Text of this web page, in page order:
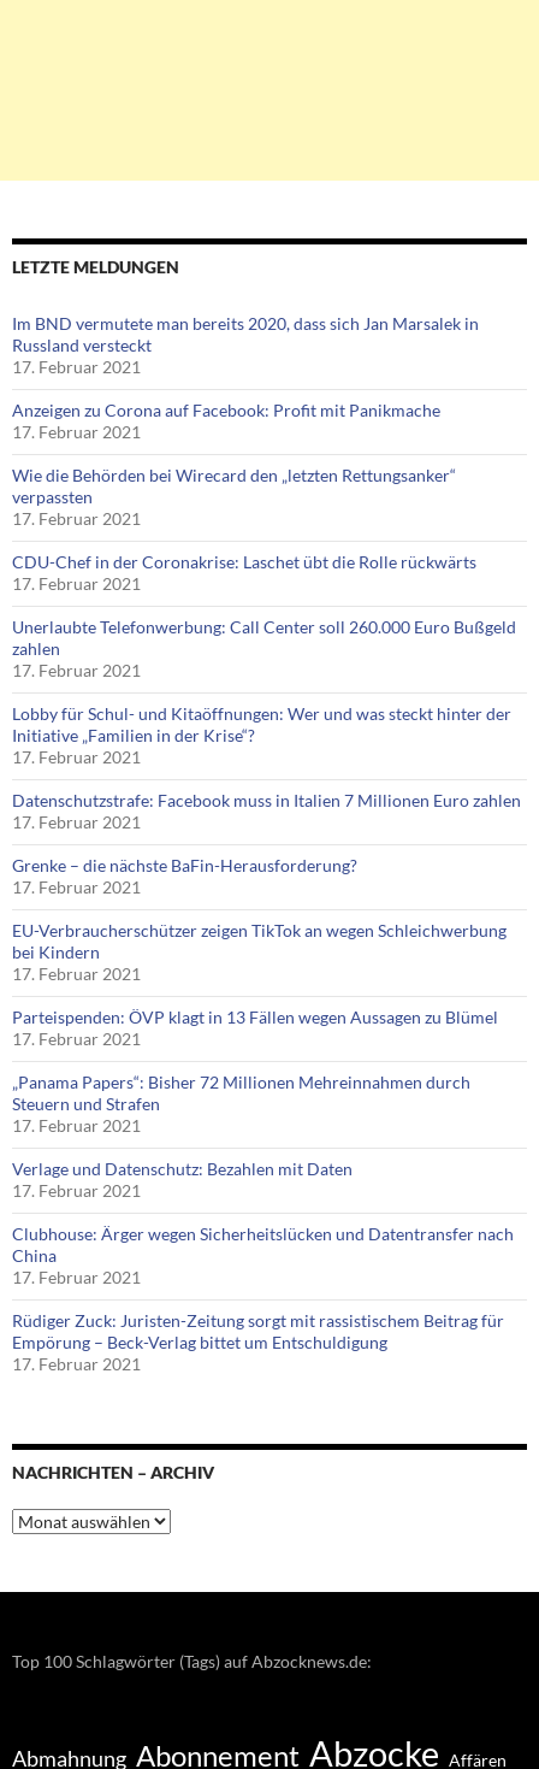
LETZTE MELDUNGEN
Im BND vermutete man bereits 2020, dass sich Jan Marsalek in
Russland versteckt
17. Februar 2021
Anzeigen zu Corona auf Facebook: Profit mit Panikmache
17. Februar 2021
Wie die Behörden bei Wirecard den „letzten Rettungsanker“
verpassten
17. Februar 2021
CDU-Chef in der Coronakrise: Laschet übt die Rolle rückwärts
17. Februar 2021
Unerlaubte Telefonwerbung: Call Center soll 260.000 Euro Bußgeld
zahlen
17. Februar 2021
Lobby für Schul- und Kitaöffnungen: Wer und was steckt hinter der
Initiative „Familien in der Krise“?
17. Februar 2021
Datenschutzstrafe: Facebook muss in Italien 7 Millionen Euro zahlen
17. Februar 2021
Grenke – die nächste BaFin-Herausforderung?
17. Februar 2021
EU-Verbraucherschützer zeigen TikTok an wegen Schleichwerbung
bei Kindern
17. Februar 2021
Parteispenden: ÖVP klagt in 13 Fällen wegen Aussagen zu Blümel
17. Februar 2021
„Panama Papers“: Bisher 72 Millionen Mehreinnahmen durch
Steuern und Strafen
17. Februar 2021
Verlage und Datenschutz: Bezahlen mit Daten
17. Februar 2021
Clubhouse: Ärger wegen Sicherheitslücken und Datentransfer nach
China
17. Februar 2021
Rüdiger Zuck: Juristen-Zeitung sorgt mit rassistischem Beitrag für
Empörung – Beck-Verlag bittet um Entschuldigung
17. Februar 2021
NACHRICHTEN – ARCHIV
Nachrichten
–
Top 100 Schlagwörter (Tags) auf Abzocknews.de:
Abmahnung Abonnement Abzocke Affären